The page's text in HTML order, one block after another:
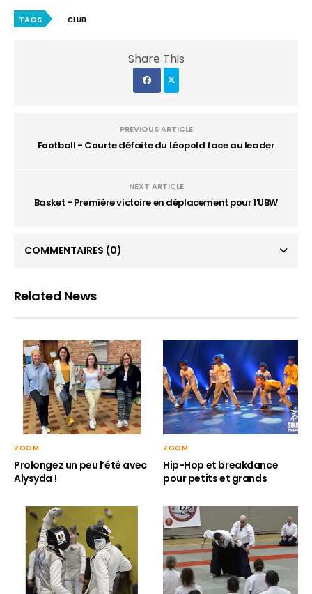
TAGS CLUB
Share This
PREVIOUS ARTICLE
Football - Courte défaite du Léopold face au leader
NEXT ARTICLE
Basket - Première victoire en déplacement pour l'UBW
COMMENTAIRES (0)
Related News
ZOOM
Prolongez un peu l’été avec
Alysyda !
ZOOM
Hip-Hop et breakdance
pour petits et grands